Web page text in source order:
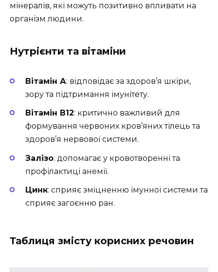
мінералів, які можуть позитивно впливати на
організм людини.
Нутрієнти та вітаміни
Вітамін А: відповідає за здоров’я шкіри,
зору та підтримання імунітету.
Вітамін В12: критично важливий для
формування червоних кров’яних тілець та
здоров’я нервової системи.
Залізо: допомагає у кровотворенні та
профілактиці анемії.
Цинк: сприяє зміцненню імунної системи та
сприяє загоєнню ран.
Таблиця змісту корисних речовин